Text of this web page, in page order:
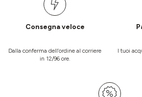
Consegna veloce
Dalla conferma dell’ordine al corriere
in 12/96 ore.
I tuoi